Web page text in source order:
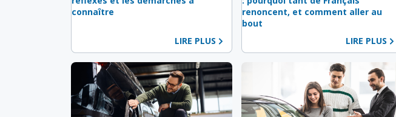
connaître
LIRE PLUS
renoncent, et comment aller au
bout
LIRE PLUS